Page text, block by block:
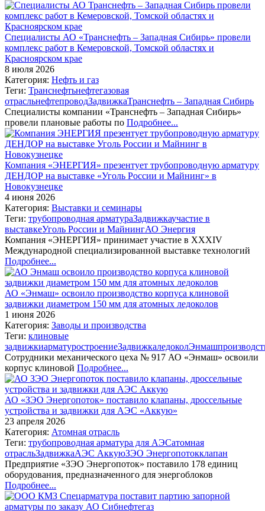
Специалисты АО «Транснефть – Западная Сибирь» провели
комплекс работ в Кемеровской, Томской областях и
Красноярском крае
8 июля 2026
Категория: Нефть и газ
Теги: Транснефтьнефтегазовая
отрасльнефтепроводЗадвижкаТранснефть – Западная Сибирь
Специалисты компании «Транснефть – Западная Сибирь»
провели плановые работы по Подробнее...
Компания «ЭНЕРГИЯ» презентует трубопроводную арматуру
ДЕНДОР на выставке «Уголь России и Майнинг» в
Новокузнецке
4 июня 2026
Категория: Выставки и семинары
Теги: трубопроводная арматураЗадвижкаучастие в
выставкеУголь России и МайнингАО Энергия
Компания «ЭНЕРГИЯ» принимает участие в XXXIV
Международной специализированной выставке технологий
Подробнее...
АО «Энмаш» освоило производство корпуса клиновой
задвижки диаметром 150 мм для атомных ледоколов
1 июня 2026
Категория: Заводы и производства
Теги: клиновые
задвижкиарматуростроениеЗадвижкаледоколЭнмаш
Сотрудники механического цеха № 917 АО «Энмаш» освоили
корпус клиновой Подробнее...
АО «ЗЭО Энергопоток» поставило клапаны, дроссельные
устройства и задвижки для АЭС «Аккую»
23 апреля 2026
Категория: Атомная отрасль
Теги: трубопроводная арматура для АЭСатомная
отрасльЗадвижкаАЭС АккуюЗЭО Энергопотокклапан
Предприятие «ЗЭО Энергопоток» поставило 178 единиц
оборудования, предназначенного для энергоблоков
Подробнее...